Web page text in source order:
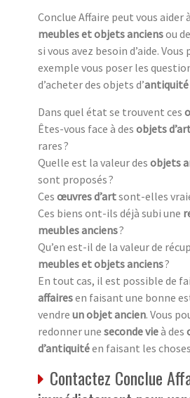
Conclue Affaire peut vous aider
meubles et objets anciensou
si vous avez besoin d’aide. Vous
exemple vous poser les
d’acheter des objets d’antiquité
Dans quel état se trouvent ces
Êtes-vous face à des objets
rares ?
Quelle est la valeur des objets
sont proposés ?
Ces œuvres d’artsont-elles
Ces biens ont-ils déjà subi une
meubles anciens?
Qu’en est-il de la valeur de
meubles et objets anciens?
En tout cas, il est possible de
affairesen faisant une bonne
vendre un objet ancien. Vous
redonner une seconde vieà des
d’antiquitéen faisant les
Contactez Conclue